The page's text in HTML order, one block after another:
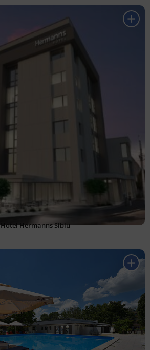
Hotel Hermanns Sibiu